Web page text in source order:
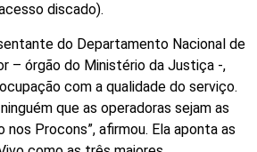
discado).
do Departamento Nacional de
– órgão do Ministério da Justiça -,
com a qualidade do serviço.
que as operadoras sejam as
Procons”, afirmou. Ela aponta as